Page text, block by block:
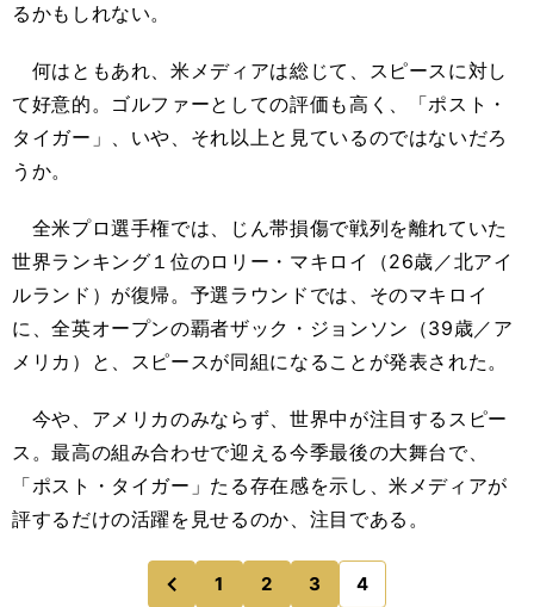
るかもしれない。
何はともあれ、米メディアは総じて、スピースに対し
て好意的。ゴルファーとしての評価も高く、「ポスト・
タイガー」、いや、それ以上と見ているのではないだろ
うか。
全米プロ選手権では、じん帯損傷で戦列を離れていた
世界ランキング１位のロリー・マキロイ（26歳／北アイ
ルランド）が復帰。予選ラウンドでは、そのマキロイ
に、全英オープンの覇者ザック・ジョンソン（39歳／ア
メリカ）と、スピースが同組になることが発表された。
今や、アメリカのみならず、世界中が注目するスピー
ス。最高の組み合わせで迎える今季最後の大舞台で、
「ポスト・タイガー」たる存在感を示し、米メディアが
評するだけの活躍を見せるのか、注目である。
前
のページへ
1 2 3 4